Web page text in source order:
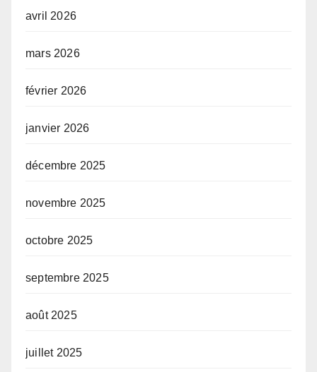
avril 2026
mars 2026
février 2026
janvier 2026
décembre 2025
novembre 2025
octobre 2025
septembre 2025
août 2025
juillet 2025